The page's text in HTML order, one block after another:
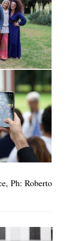
Ph: Roberto